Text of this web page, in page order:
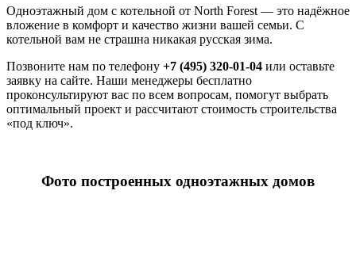
Одноэтажный дом с котельной от North Forest — это надёжное
вложение в комфорт и качество жизни вашей семьи. С
котельной вам не страшна никакая русская зима.
Позвоните нам по телефону +7 (495) 320-01-04 или оставьте
заявку на сайте. Наши менеджеры бесплатно
проконсультируют вас по всем вопросам, помогут выбрать
оптимальный проект и рассчитают стоимость строительства
«под ключ».
Фото построенных одноэтажных домов